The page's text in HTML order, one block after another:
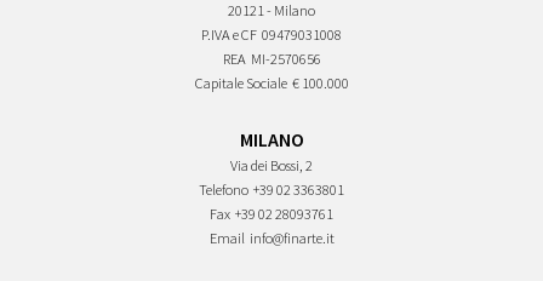
20121 - Milano
P.IVA e CF 09479031008
REA MI-2570656
Capitale Sociale € 100.000
MILANO
Via dei Bossi, 2
Telefono +39 02 3363801
Fax +39 02 28093761
Email info@finarte.it